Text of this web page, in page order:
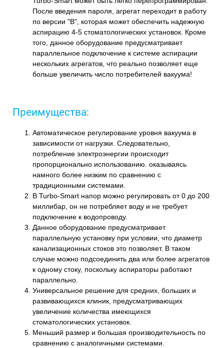
После введения пароля, агрегат переходит в работу
по версии "В", которая может обеспечить надежную
аспирацию 4-5 стоматологических установок. Кроме
того, данное оборудование предусматривает
параллельное подключение к системе аспирации
нескольких агрегатов, что реально позволяет еще
больше увеличить число потребителей вакуума!
Преимущества:
Автоматическое регулирование уровня вакуума в
зависимости от нагрузки. Следовательно,
потребление электроэнергии происходит
пропорционально использованию. оказываясь
намного более низким по сравнению с
традиционными системами.
В Turbo-Smart напор можно регулировать от 0 до 200
миллибар, он не потребляет воду и не требует
подключение к водопроводу.
Данное оборудование предусматривает
параллельную установку при условии, что диаметр
канализационных стоков это позволяет. В таком
случае можно подсоединить два или более агрегатов
к одному стоку, поскольку аспираторы работают
параллельно.
Универсальное решение для средних, больших и
развивающихся клиник, предусматривающих
увеличение количества имеющихся
стоматологических установок.
Меньший размер и большая производительность по
сравнению с аналогичными системами.